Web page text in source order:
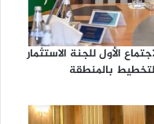
الأول للجنة الاستثمار
بالمنطقة